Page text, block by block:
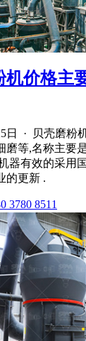
机价格主
日 · 贝壳磨粉
磨等,名称主要
器有效的采用
的更新 .
3780 8511